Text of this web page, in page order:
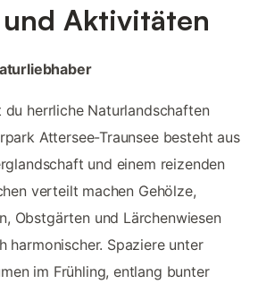
und Aktivitäten
du herrliche Naturlandschaften
Attersee-Traunsee besteht aus
und einem reizenden
verteilt machen Gehölze,
Obstgärten und Lärchenwiesen
harmonischer. Spaziere unter
im Frühling, entlang bunter